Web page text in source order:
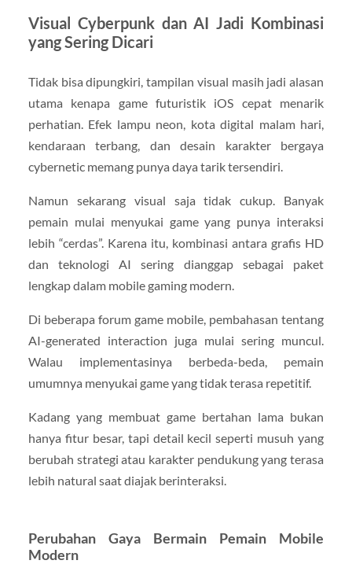
Visual Cyberpunk dan AI Jadi Kombinasi
yang Sering Dicari
Tidak bisa dipungkiri, tampilan visual masih jadi alasan
utama kenapa game futuristik iOS cepat menarik
perhatian. Efek lampu neon, kota digital malam hari,
kendaraan terbang, dan desain karakter bergaya
cybernetic memang punya daya tarik tersendiri.
Namun sekarang visual saja tidak cukup. Banyak
pemain mulai menyukai game yang punya interaksi
lebih “cerdas”. Karena itu, kombinasi antara grafis HD
dan teknologi AI sering dianggap sebagai paket
lengkap dalam mobile gaming modern.
Di beberapa forum game mobile, pembahasan tentang
AI-generated interaction juga mulai sering muncul.
Walau implementasinya berbeda-beda, pemain
umumnya menyukai game yang tidak terasa repetitif.
Kadang yang membuat game bertahan lama bukan
hanya fitur besar, tapi detail kecil seperti musuh yang
berubah strategi atau karakter pendukung yang terasa
lebih natural saat diajak berinteraksi.
Perubahan Gaya Bermain Pemain Mobile
Modern